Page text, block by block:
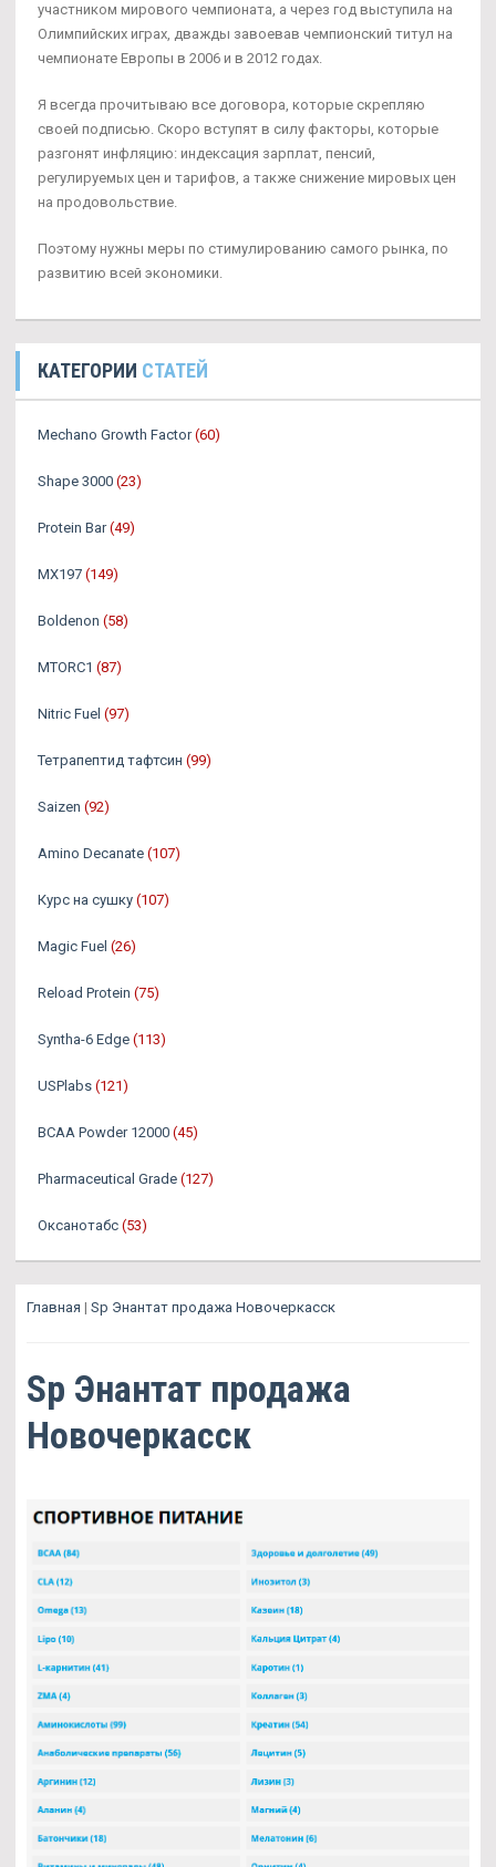
участником мирового чемпионата, а через год выступила на
Олимпийских играх, дважды завоевав чемпионский титул на
чемпионате Европы в 2006 и в 2012 годах.
Я всегда прочитываю все договора, которые скрепляю
своей подписью. Скоро вступят в силу факторы, которые
разгонят инфляцию: индексация зарплат, пенсий,
регулируемых цен и тарифов, а также снижение мировых цен
на продовольствие.
Поэтому нужны меры по стимулированию самого рынка, по
развитию всей экономики.
КАТЕГОРИИ СТАТЕЙ
Mechano Growth Factor (60)
Shape 3000 (23)
Protein Bar (49)
MX197 (149)
Boldenon (58)
MTORC1 (87)
Nitric Fuel (97)
Тетрапептид тафтсин (99)
Saizen (92)
Amino Decanate (107)
Курс на сушку (107)
Magic Fuel (26)
Reload Protein (75)
Syntha-6 Edge (113)
USPlabs (121)
BCAA Powder 12000 (45)
Pharmaceutical Grade (127)
Оксанотабс (53)
Главная | Sp Энантат продажа Новочеркасск
Sp Энантат продажа
Новочеркасск